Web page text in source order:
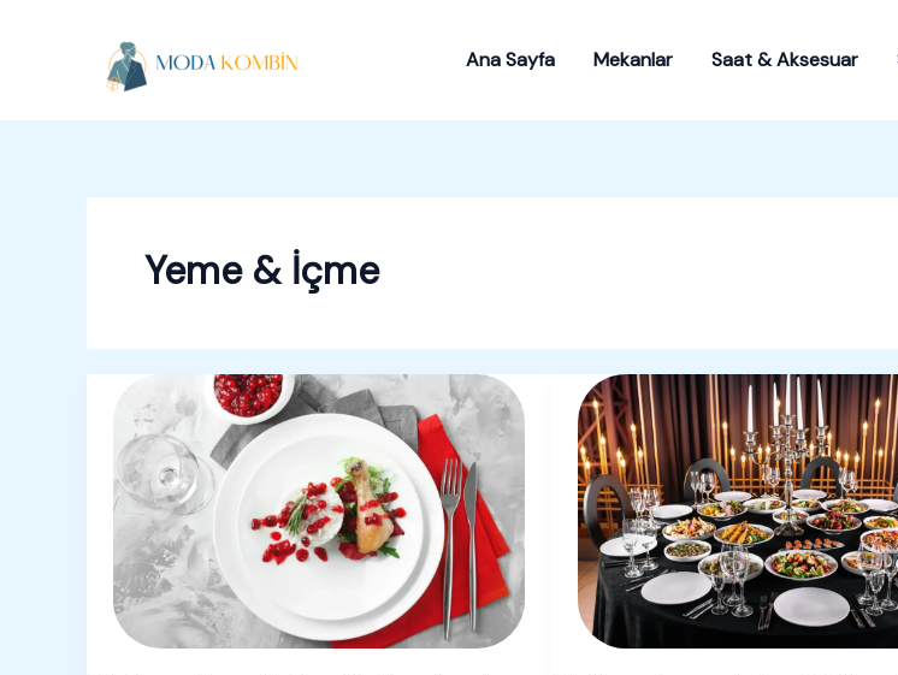
Ana Sayfa Mekanlar Saat & Aksesuar
Yeme & İçme
Elit
Yaşam
Tarzında
Spesifik
Mevsimsel
Yemekler
Elit
Yaşam
Tarzında
Spesifik
Yemek
Deneyiminin
İpuçları